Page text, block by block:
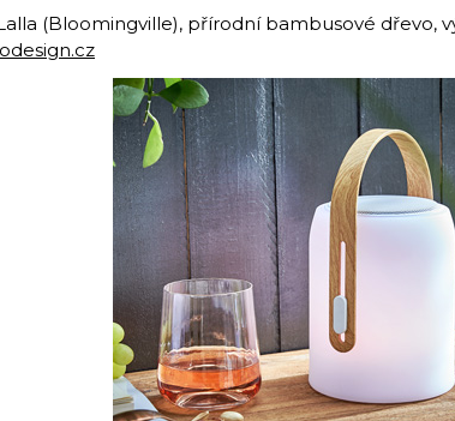
(Bloomingville), přírodní bambusové dřevo,